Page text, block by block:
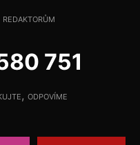
redaktorům
751
odpovíme